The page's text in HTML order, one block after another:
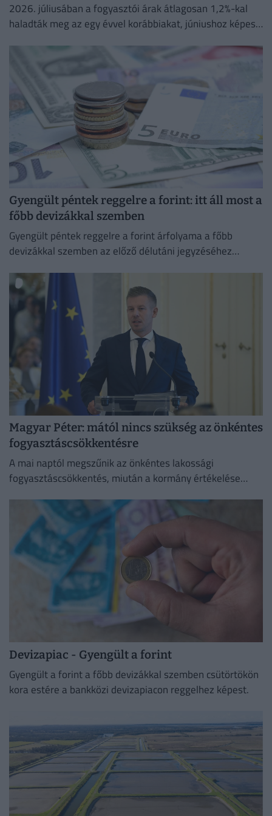
2026. júliusában a fogyasztói árak átlagosan 1,2%-kal
haladták meg az egy évvel korábbiakat, júniushoz képest
Gyengült péntek reggelre a forint: itt áll most a
főbb devizákkal szemben
Gyengült péntek reggelre a forint árfolyama a főbb
devizákkal szemben az előző délutáni jegyzéséhez
Magyar Péter: mától nincs szükség az önkéntes
fogyasztáscsökkentésre
A mai naptól megszűnik az önkéntes lakossági
fogyasztáscsökkentés, miután a kormány értékelése
energiabiztonságát.
Devizapiac - Gyengült a forint
Gyengült a forint a főbb devizákkal szemben csütörtökön
kora estére a bankközi devizapiacon reggelhez képest.